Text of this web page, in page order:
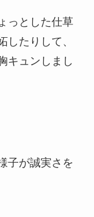
っとした仕草
したりして、
キュンしまし
子が誠実さを